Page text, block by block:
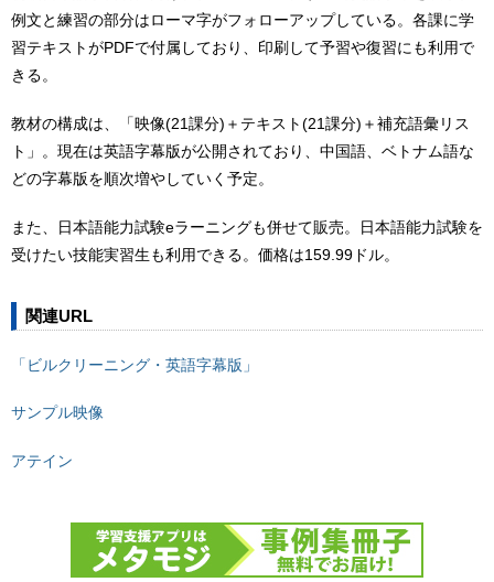
例文と練習の部分はローマ字がフォローアップしている。各課に学
習テキストがPDFで付属しており、印刷して予習や復習にも利用で
きる。
教材の構成は、「映像(21課分)＋テキスト(21課分)＋補充語彙リス
ト」。現在は英語字幕版が公開されており、中国語、ベトナム語な
どの字幕版を順次増やしていく予定。
また、日本語能力試験eラーニングも併せて販売。日本語能力試験を
受けたい技能実習生も利用できる。価格は159.99ドル。
関連URL
「ビルクリーニング・英語字幕版」
サンプル映像
アテイン